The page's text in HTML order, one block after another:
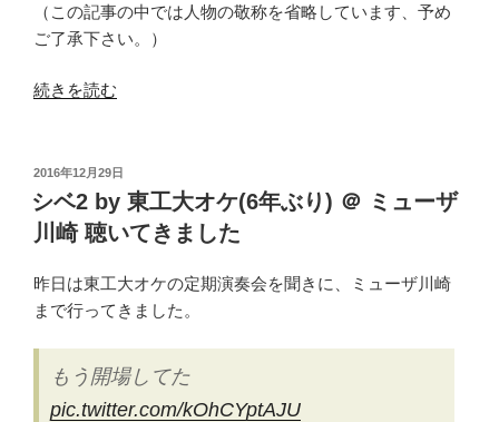
（この記事の中では人物の敬称を省略しています、予め
ご了承下さい。）
“#
丸
総
評
2016
年
大
続きを読む
投
稿
日:
2016年12月29日
シベ2 by 東工大オケ(6年ぶり) ＠ ミューザ
川崎 聴いてきました
昨日は東工大オケの定期演奏会を聞きに、ミューザ川崎
まで行ってきました。
もう開場してた
pic.twitter.com/kOhCYptAJU